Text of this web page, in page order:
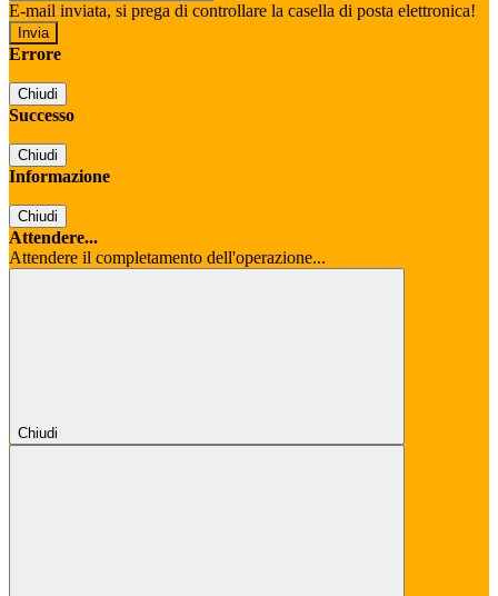
E-mail inviata, si prega di controllare la casella di posta elettronica!
Errore
Chiudi
Successo
Chiudi
Informazione
Chiudi
Attendere...
Attendere il completamento dell'operazione...
Chiudi